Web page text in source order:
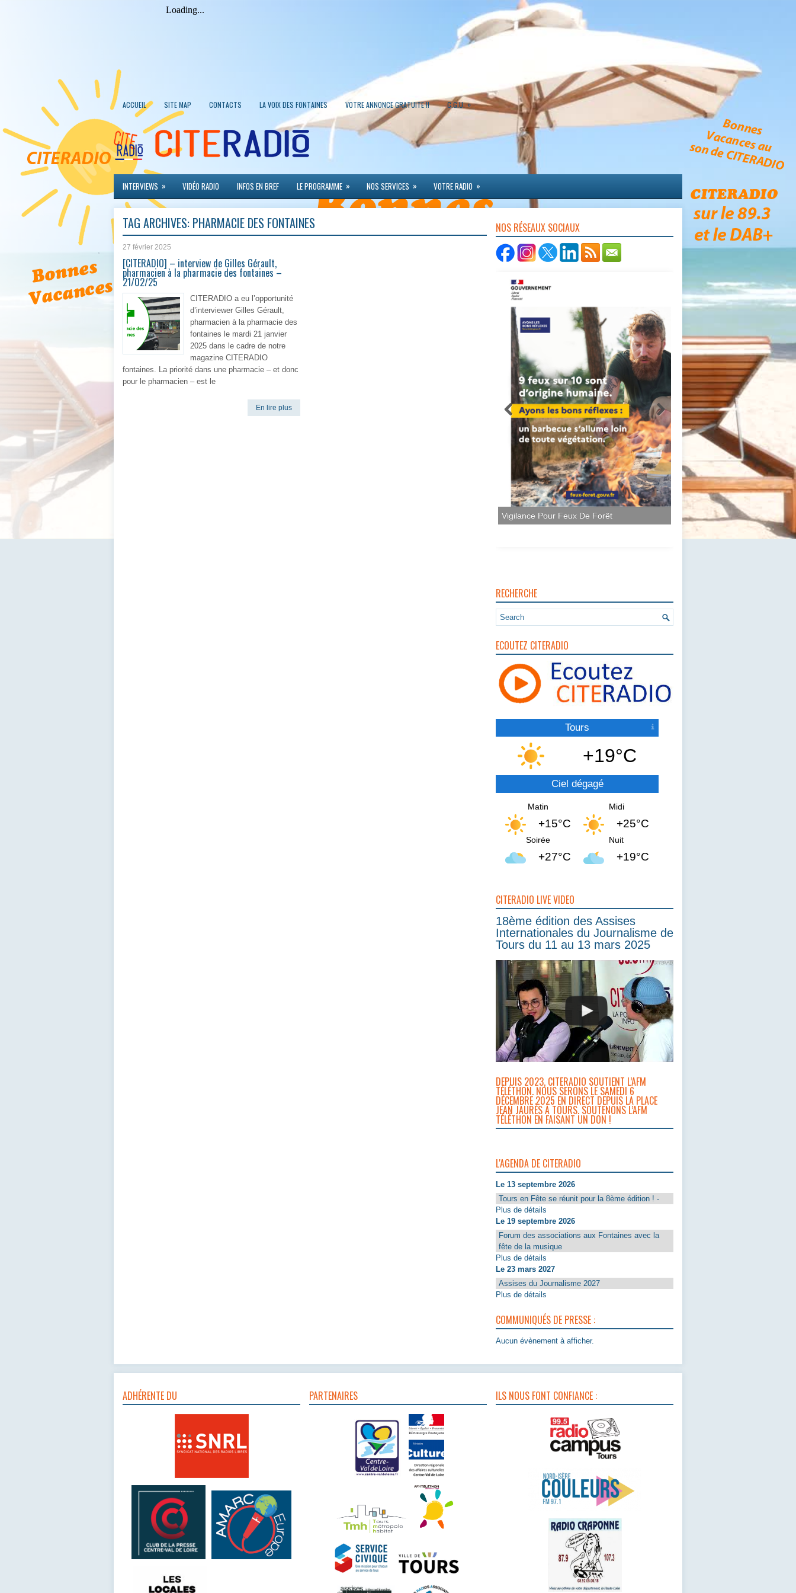
ACCUEIL SITE MAP CONTACTS LA VOIX DES FONTAINES VOTRE ANNONCE GRATUITE !! C.G.U. »
INTERVIEWS » VIDÉO RADIO INFOS EN BREF LE PROGRAMME » NOS SERVICES » VOTRE RADIO »
TAG ARCHIVES: PHARMACIE DES FONTAINES
27 février 2025
[CITERADIO] – interview de Gilles Gérault,
pharmacien à la pharmacie des fontaines –
21/02/25
CITERADIO a eu l’opportunité
d’interviewer Gilles Gérault,
pharmacien à la pharmacie des
fontaines le mardi 21 janvier
2025 dans le cadre de notre
magazine CITERADIO
fontaines. La priorité dans une pharmacie – et donc
pour le pharmacien – est le
En lire plus
NOS RÉSEAUX SOCIAUX
Vigilance Pour Feux De Forêt
RECHERCHE
ECOUTEZ CITERADIO
Tours
+19°C
Ciel dégagé
Matin
+15°C
Midi
+25°C
Soirée
+27°C
Nuit
+19°C
CITERADIO LIVE VIDEO
18ème édition des Assises
Internationales du Journalisme de
Tours du 11 au 13 mars 2025
DEPUIS 2023, CITERADIO SOUTIENT L’AFM
TÉLÉTHON. NOUS SERONS LE SAMEDI 6
DÉCEMBRE 2025 EN DIRECT DEPUIS LA PLACE
JEAN JAURÈS À TOURS. SOUTENONS L’AFM
TÉLÉTHON EN FAISANT UN DON !
L'AGENDA DE CITERADIO
Le 13 septembre 2026
Tours en Fête se réunit pour la 8ème édition ! -
Plus de détails
Le 19 septembre 2026
Forum des associations aux Fontaines avec la
fête de la musique
Plus de détails
Le 23 mars 2027
Assises du Journalisme 2027
Plus de détails
COMMUNIQUÉS DE PRESSE :
Aucun évènement à afficher.
ADHÉRENTE DU PARTENAIRES ILS NOUS FONT CONFIANCE :